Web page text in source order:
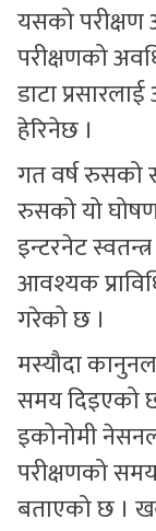
यसको परीक्षण
परीक्षणको
डाटा प्रसारलाई
हेरिनेछ ।
गत वर्ष रुसको
रुसको यो
इन्टरनेट
आवश्यक
गरेको छ ।
मस्यौदा
समय दिइएको
इकोनोमी
परीक्षणको
बताएको छ ।